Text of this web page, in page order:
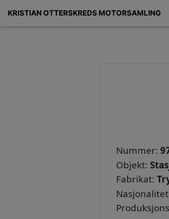
KRISTIAN OTTERSKREDS MOTORSAMLING
Nummer:
Objekt:
Fabrikat: